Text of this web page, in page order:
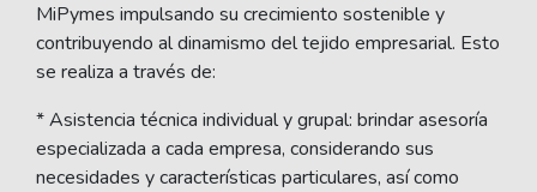
MiPymes impulsando su crecimiento sostenible y
contribuyendo al dinamismo del tejido empresarial. Esto
se realiza a través de:
* Asistencia técnica individual y grupal: brindar asesoría
especializada a cada empresa, considerando sus
necesidades y características particulares, así como